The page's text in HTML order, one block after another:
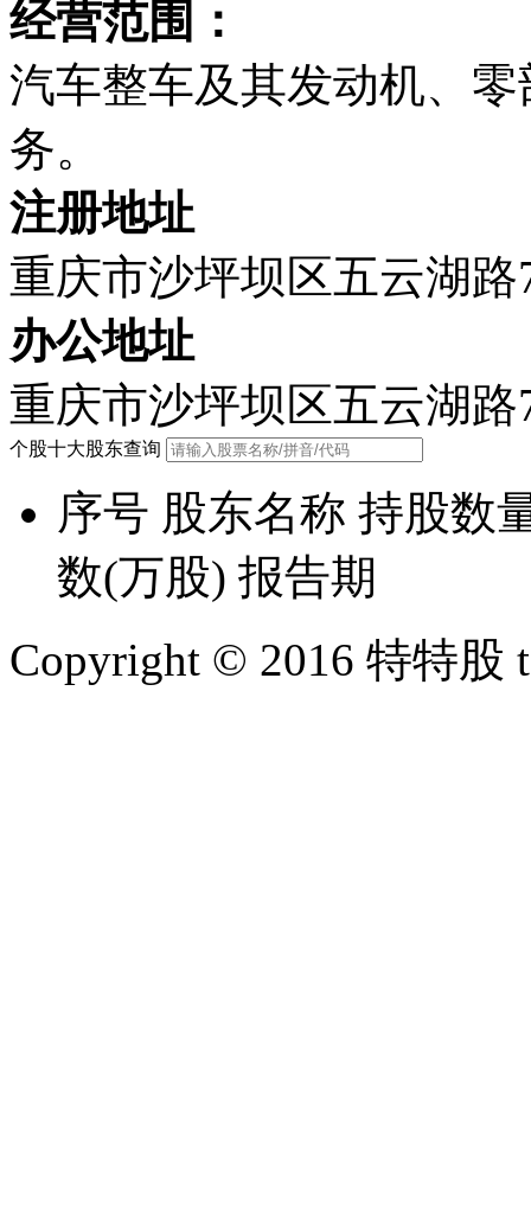
经营范围：
汽车整车及其发动机、
务。
注册地址
重庆市沙坪坝区五云湖路
办公地址
重庆市沙坪坝区五云湖路
个股十大股东查询
序号 股东名称 持股数
数(万股) 报告期
Copyright © 2016 特特股